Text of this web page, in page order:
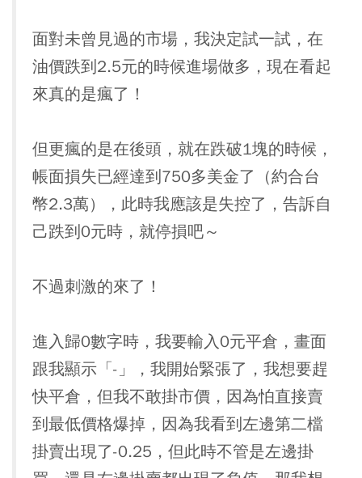
面對未曾見過的市場，我決定試一試，在
油價跌到2.5元的時候進場做多，現在看起
來真的是瘋了！
但更瘋的是在後頭，就在跌破1塊的時候，
帳面損失已經達到750多美金了（約合台
幣2.3萬），此時我應該是失控了，告訴自
己跌到0元時，就停損吧～
不過刺激的來了！
進入歸0數字時，我要輸入0元平倉，畫面
跟我顯示「-」，我開始緊張了，我想要趕
快平倉，但我不敢掛市價，因為怕直接賣
到最低價格爆掉，因為我看到左邊第二檔
掛賣出現了-0.25，但此時不管是左邊掛